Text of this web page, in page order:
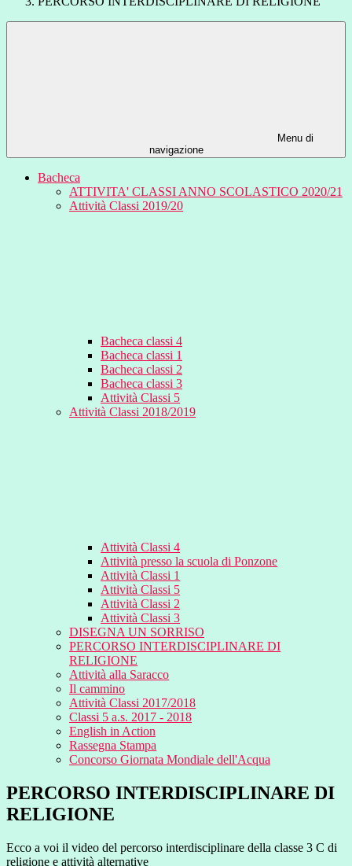
Menu di
navigazione
Bacheca
ATTIVITA' CLASSI ANNO SCOLASTICO 2020/21
Attività Classi 2019/20
Bacheca classi 4
Bacheca classi 1
Bacheca classi 2
Bacheca classi 3
Attività Classi 5
Attività Classi 2018/2019
Attività Classi 4
Attività presso la scuola di Ponzone
Attività Classi 1
Attività Classi 5
Attività Classi 2
Attività Classi 3
DISEGNA UN SORRISO
PERCORSO INTERDISCIPLINARE DI
RELIGIONE
Attività alla Saracco
Il cammino
Attività Classi 2017/2018
Classi 5 a.s. 2017 - 2018
English in Action
Rassegna Stampa
Concorso Giornata Mondiale dell'Acqua
PERCORSO INTERDISCIPLINARE DI
RELIGIONE
Ecco a voi il video del percorso interdisciplinare della classe 3 C di
religione e attività alternative